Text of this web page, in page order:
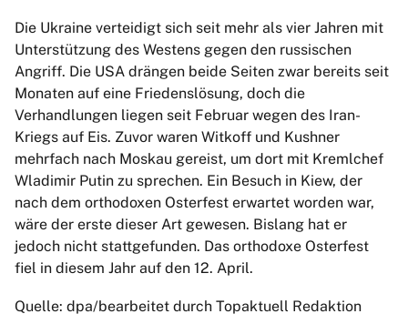
Die Ukraine verteidigt sich seit mehr als vier Jahren mit
Unterstützung des Westens gegen den russischen
Angriff. Die USA drängen beide Seiten zwar bereits seit
Monaten auf eine Friedenslösung, doch die
Verhandlungen liegen seit Februar wegen des Iran-
Kriegs auf Eis. Zuvor waren Witkoff und Kushner
mehrfach nach Moskau gereist, um dort mit Kremlchef
Wladimir Putin zu sprechen. Ein Besuch in Kiew, der
nach dem orthodoxen Osterfest erwartet worden war,
wäre der erste dieser Art gewesen. Bislang hat er
jedoch nicht stattgefunden. Das orthodoxe Osterfest
fiel in diesem Jahr auf den 12. April.
Quelle: dpa/bearbeitet durch Topaktuell Redaktion